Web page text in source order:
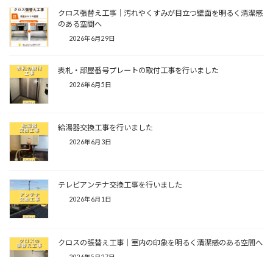
クロス張替え工事｜汚れやくすみが目立つ壁面を明るく清潔感
のある空間へ
2026年6月29日
表札・部屋番号プレートの取付工事を行いました
2026年6月5日
給湯器交換工事を行いました
2026年6月3日
テレビアンテナ交換工事を行いました
2026年6月1日
クロスの張替え工事｜室内の印象を明るく清潔感のある空間へ